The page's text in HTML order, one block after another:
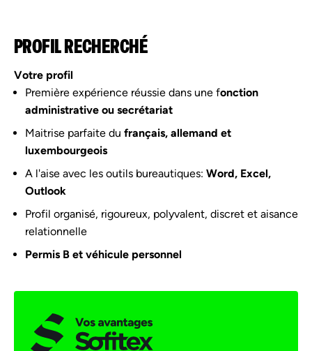
PROFIL RECHERCHÉ
Votre profil
Première expérience réussie dans une fonction
administrative ou secrétariat
Maitrise parfaite du français, allemand et
luxembourgeois
A l'aise avec les outils bureautiques: Word, Excel,
Outlook
Profil organisé, rigoureux, polyvalent, discret et aisance
relationnelle
Permis B et véhicule personnel